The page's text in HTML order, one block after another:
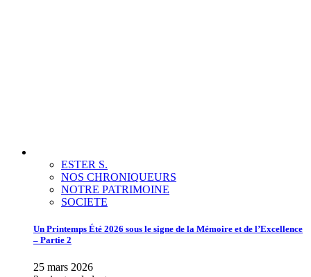
ESTER S.
NOS CHRONIQUEURS
NOTRE PATRIMOINE
SOCIETE
Un Printemps Été 2026 sous le signe de la Mémoire et de l’Excellence
– Partie 2
25 mars 2026